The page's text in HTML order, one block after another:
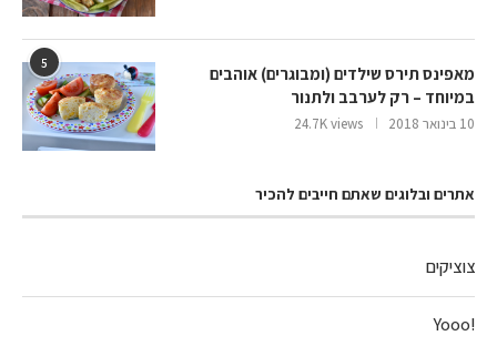
5
מאפינס תירס שילדים (ומבוגרים) אוהבים
במיוחד – רק לערבב ולתנור
10 בינואר 2018 24.7K views
אתרים ובלוגים שאתם חייבים להכיר
צוציקים
!Yooo